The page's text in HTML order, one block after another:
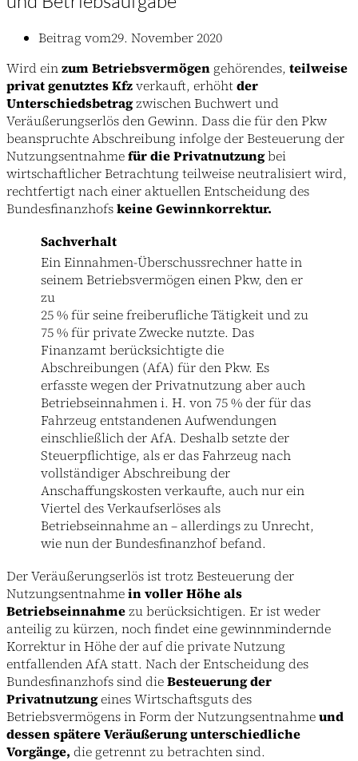
Beitrag vom29. November 2020
Wird einzum Betriebsvermögen gehörendes, teilweise
privat genutztes Kfzverkauft, erhöhtder
Unterschiedsbetragzwischen Buchwert und
Veräußerungserlös den Gewinn. Dass die für den Pkw
beanspruchte Abschreibung infolge der Besteuerung der
Nutzungsentnahmefür die Privatnutzungbei
wirtschaftlicher Betrachtung teilweise neutralisiert wird,
rechtfertigt nach einer aktuellen Entscheidung des
Bundesfinanzhofskeine Gewinnkorrektur.
Sachverhalt
Ein Einnahmen-Überschussrechner hatte in
seinem Betriebsvermögen einen Pkw, den er
zu
25 % für seine freiberufliche Tätigkeit und zu
75 % für private Zwecke nutzte. Das
Finanzamt berücksichtigte die
Abschreibungen (AfA) für den Pkw. Es
erfasste wegen der Privatnutzung aber auch
Betriebseinnahmen i. H. von 75 % der für das
Fahrzeug entstandenen Aufwendungen
einschließlich der AfA. Deshalb setzte der
Steuerpflichtige, als er das Fahrzeug nach
vollständiger Abschreibung der
Anschaffungskosten verkaufte, auch nur ein
Viertel des Verkaufserlöses als
Betriebseinnahme an – allerdings zu Unrecht,
wie nun der Bundesfinanzhof befand.
Der Veräußerungserlös ist trotz Besteuerung der
Nutzungsentnahmein voller Höhe als
Betriebseinnahmezu berücksichtigen. Er ist weder
anteilig zu kürzen, noch findet eine gewinnmindernde
Korrektur in Höhe der auf die private Nutzung
entfallenden AfA statt. Nach der Entscheidung des
Bundesfinanzhofs sind dieBesteuerung der
Privatnutzungeines Wirtschaftsguts des
Betriebsvermögens in Form der Nutzungsentnahmeund
dessen spätere Veräußerung unterschiedliche
Vorgänge, die getrennt zu betrachten sind.